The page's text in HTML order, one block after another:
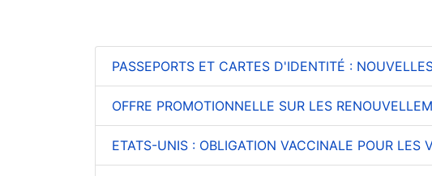
PASSEPORTS ET CARTES D'IDENTITÉ :
OFFRE PROMOTIONNELLE SUR LES
ETATS-UNIS : OBLIGATION VACCINALE POUR LES